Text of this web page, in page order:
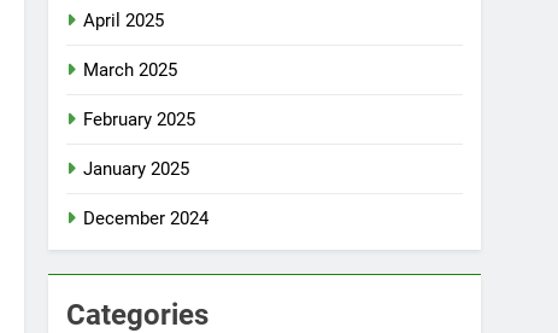
April 2025
March 2025
February 2025
January 2025
December 2024
Categories